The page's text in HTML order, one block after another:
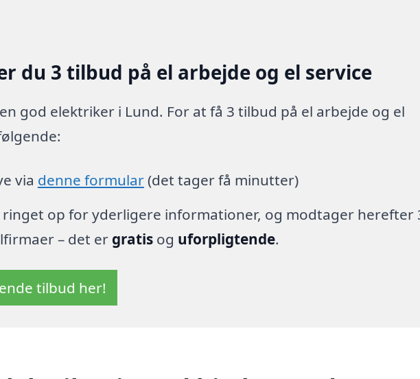
du 3 tilbud på el arbejde og el service
god elektriker i Lund. For at få 3 tilbud på el arbejde og el
via denne formular(det tager få minutter)
ringet op for yderligere informationer, og modtager herefter
– det er gratisog uforpligtende.
tilbud her!